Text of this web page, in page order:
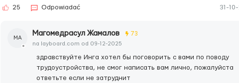
25 Odpowiadać 31-
МА
Магомедрасул Жамалов 73
na layboard.com od 09-12-2025
здравствуйте Инга хотел бы поговорить с вами по поводу
трудоустройства, не смог написать вам лично, пожалуйста
ответьте если не затруднит